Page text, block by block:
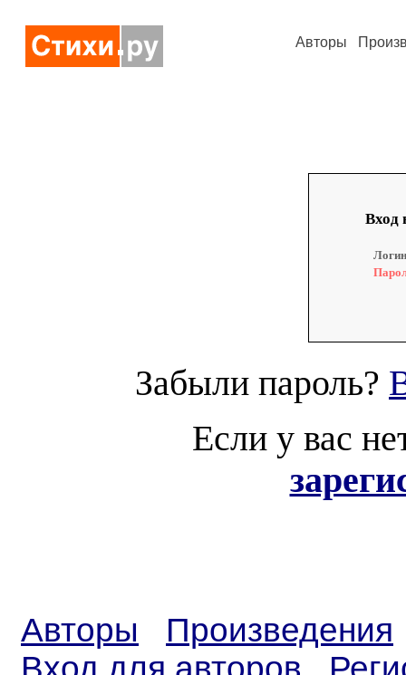
Авторы
Вход
Забыли пароль?
Если у вас
Авторы
Произведения